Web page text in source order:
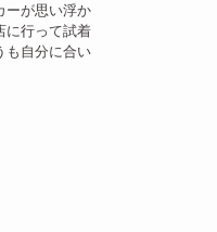
ーが思い浮か
に行って試着
も自分に合い